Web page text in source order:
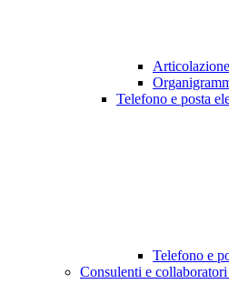
Telefono e posta
Telefono e
Consulenti e collaboratori